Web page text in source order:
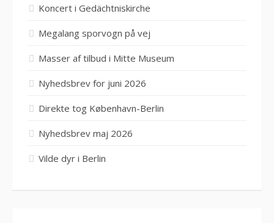
Koncert i Gedächtniskirche
Megalang sporvogn på vej
Masser af tilbud i Mitte Museum
Nyhedsbrev for juni 2026
Direkte tog København-Berlin
Nyhedsbrev maj 2026
Vilde dyr i Berlin